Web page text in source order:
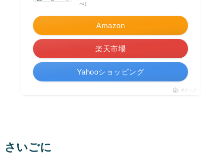
べ）
Amazon
楽天市場
Yahooショッピング
ポチップ
さいごに